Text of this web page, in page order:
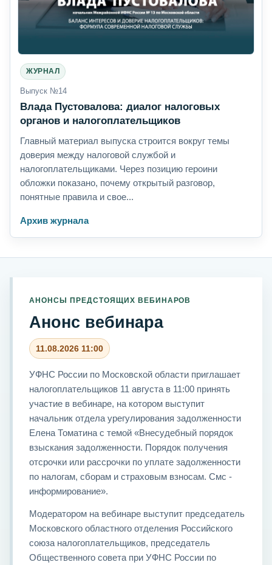
ЖУРНАЛ
Выпуск №14
Влада Пустовалова: диалог налоговых
органов и налогоплательщиков
Главный материал выпуска строится вокруг темы
доверия между налоговой службой и
налогоплательщиками. Через позицию героини
обложки показано, почему открытый разговор,
понятные правила и свое...
Архив журнала
АНОНСЫ ПРЕДСТОЯЩИХ ВЕБИНАРОВ
Анонс вебинара
11.08.2026 11:00
УФНС России по Московской области приглашает
налогоплательщиков 11 августа в 11:00 принять
участие в вебинаре, на котором выступит
начальник отдела урегулирования задолженности
Елена Томатина с темой «Внесудебный порядок
взыскания задолженности. Порядок получения
отсрочки или рассрочки по уплате задолженности
по налогам, сборам и страховым взносам. Смс -
информирование».
Модератором на вебинаре выступит председатель
Московского областного отделения Российского
союза налогоплательщиков, председатель
Общественного совета при УФНС России по